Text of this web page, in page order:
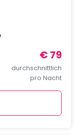
€ 79
durchschnittlich
pro Nacht